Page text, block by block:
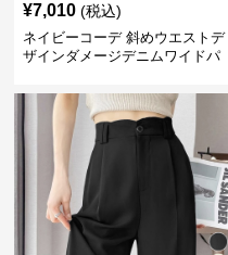
¥7,010 (税込)
ネイビーコーデ 斜めウエストデ
ザインダメージデニムワイドパ